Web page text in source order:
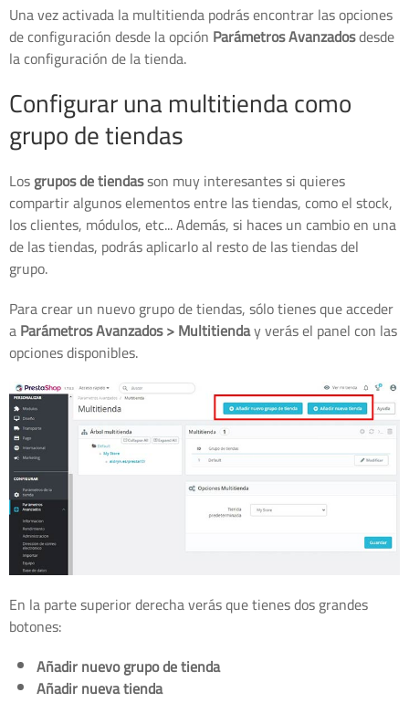
Una vez activada la multitienda podrás encontrar las opciones
de configuración desde la opción Parámetros Avanzadosdesde
la configuración de la tienda.
Configurar una multitienda como
grupo de tiendas
Losgrupos de tiendasson muy interesantes si quieres
compartir algunos elementos entre las tiendas, como el stock,
los clientes, módulos, etc... Además, si haces un cambio en una
de las tiendas, podrás aplicarlo al resto de las tiendas del
grupo.
Para crear un nuevo grupo de tiendas, sólo tienes que acceder
aParámetros Avanzados > Multitienday verás el panel con las
opciones disponibles.
En la parte superior derecha verás que tienes dos grandes
botones:
Añadir nuevo grupo de tienda
Añadir nueva tienda